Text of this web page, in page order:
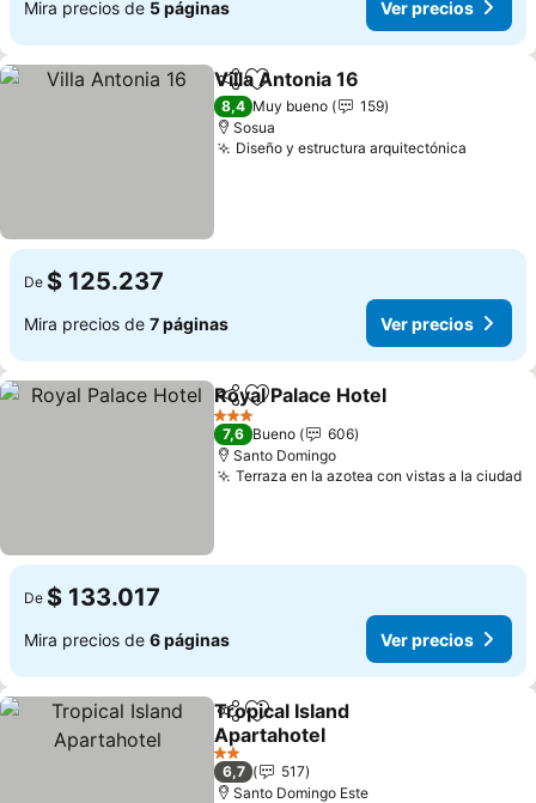
Mira precios de 5 páginas Ver precios
CompartirAgregar a favoritos
Villa Antonia 16
8,4 Muy bueno
159
Sosua
Diseño y estructura arquitectónica
De $ 125.237
Mira precios de 7 páginas Ver precios
CompartirAgregar a favoritos
Royal Palace Hotel
3 Estrellas
7,6 Bueno
606
Santo Domingo
Terraza en la azotea con vistas a la ciudad
De $ 133.017
Mira precios de 6 páginas Ver precios
Compartir
Agregar a favoritos
Tropical Island
Apartahotel
Ver precios
2 Estrellas
6,7
517
Santo Domingo Este